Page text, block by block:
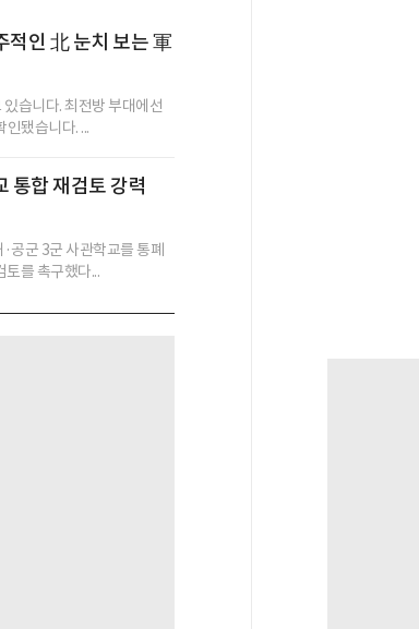
인 北 눈치 보는 軍
습니다. 최전방 부대에선
됐습니다. ...
통합 재검토 강력
공군 3군 사관학교를 통폐
토를 촉구했다...